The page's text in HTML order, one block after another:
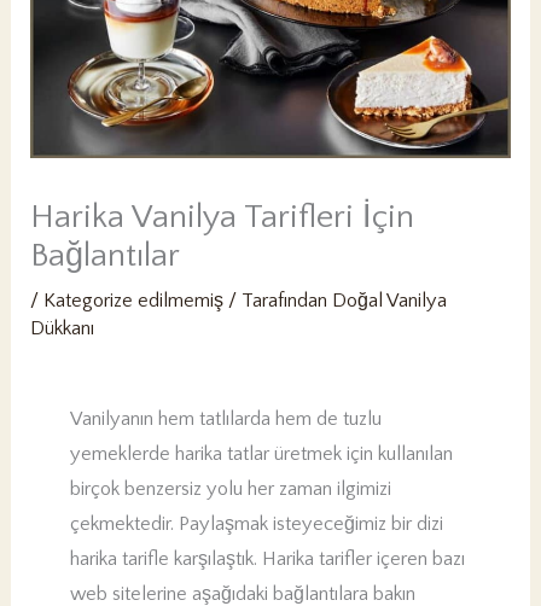
Harika Vanilya Tarifleri İçin
Bağlantılar
/ Kategorize edilmemiş / Tarafından Doğal Vanilya
Dükkanı
Vanilyanın hem tatlılarda hem de tuzlu
yemeklerde harika tatlar üretmek için kullanılan
birçok benzersiz yolu her zaman ilgimizi
çekmektedir. Paylaşmak isteyeceğimiz bir dizi
harika tarifle karşılaştık. Harika tarifler içeren bazı
web sitelerine aşağıdaki bağlantılara bakın